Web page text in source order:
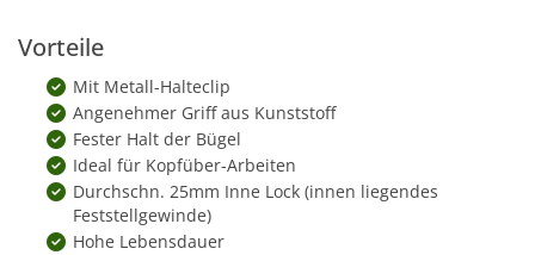
Vorteile
Mit Metall-Halteclip
Angenehmer Griff aus Kunststoff
Fester Halt der Bügel
Ideal für Kopfüber-Arbeiten
Durchschn. 25mm Inne Lock (innen liegendes
Feststellgewinde)
Hohe Lebensdauer